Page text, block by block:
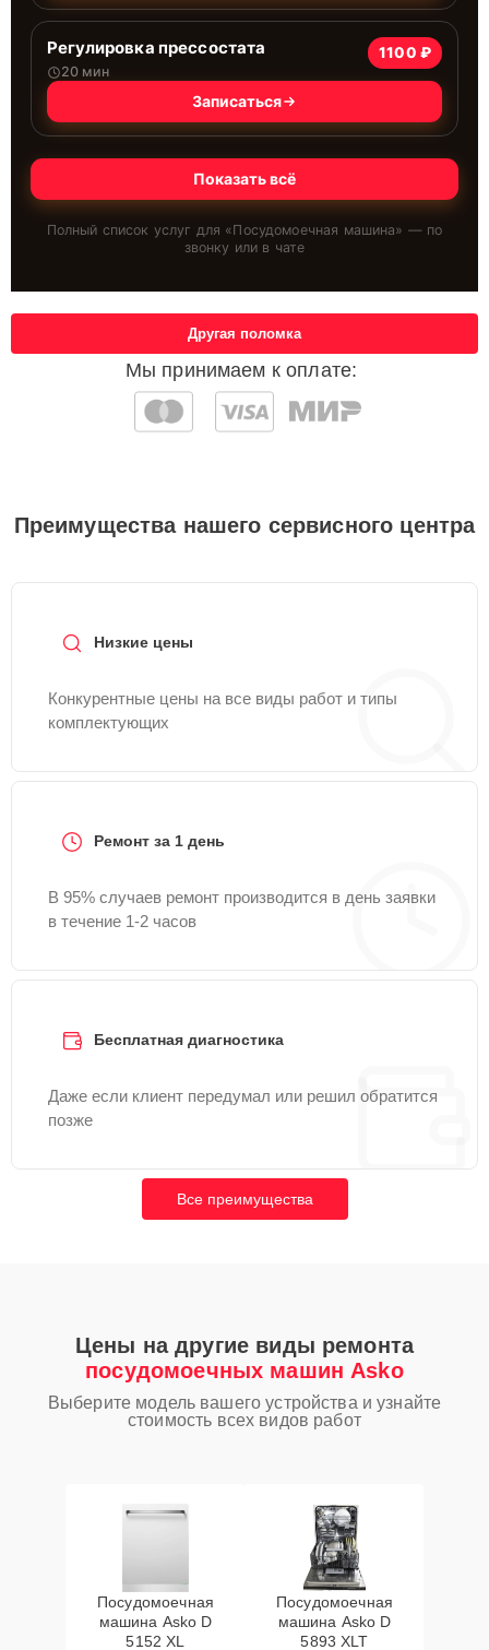
Регулировка прессостата
20 мин
1100 ₽
Записаться
Показать всё
Полный список услуг для «Посудомоечная машина» — по
звонку или в чате
Мы принимаем к оплате:
Другая поломка
Преимущества нашего сервисного центра
Низкие цены
Конкурентные цены на все виды работ и типы
комплектующих
Ремонт за 1 день
В 95% случаев ремонт производится в день заявки
в течение 1-2 часов
Бесплатная диагностика
Даже если клиент передумал или решил обратится
позже
Все преимущества
Цены на другие виды ремонта
посудомоечных машин Asko
Выберите модель вашего устройства и узнайте
стоимость всех видов работ
Посудомоечная
машина Asko D
5152 XL
Посудомоечная
машина Asko D
5893 XLT